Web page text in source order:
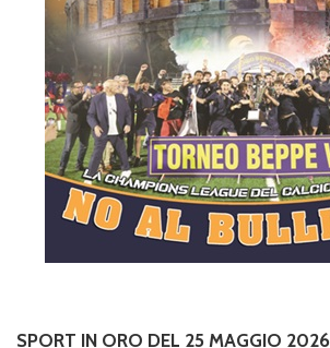
SPORT IN ORO DEL 25 MAGGIO 2026